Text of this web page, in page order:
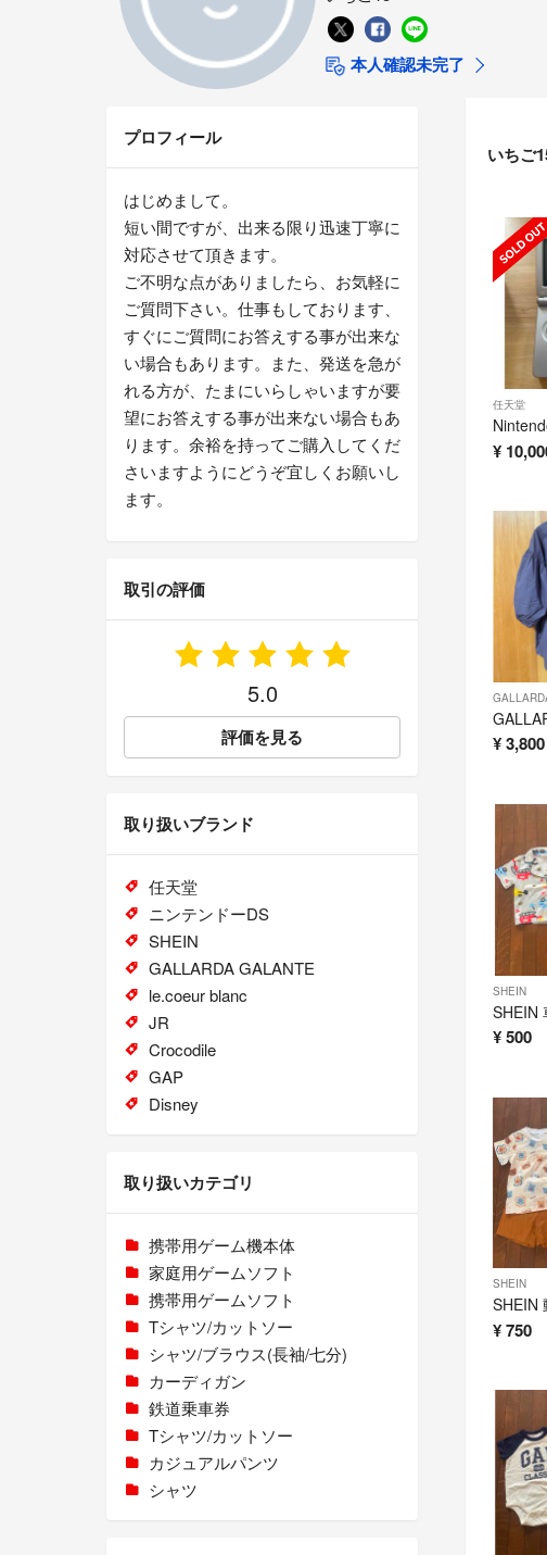
本人確認未完了
いちご
任天堂
¥
¥3,800
SHEIN
¥500
SHEIN
¥750
プロフィール
はじめまして。
短い間ですが、出来る限り迅速丁寧に
対応させて頂きます。
ご不明な点がありましたら、お気軽に
ご質問下さい。仕事もしております、
すぐにご質問にお答えする事が出来な
い場合もあります。また、発送を急が
れる方が、たまにいらしゃいますが要
望にお答えする事が出来ない場合もあ
ります。余裕を持ってご購入してくだ
さいますようにどうぞ宜しくお願いし
ます。
取引の評価
5.0
評価を見る
取り扱いブランド
任天堂
ニンテンドーDS
SHEIN
GALLARDA GALANTE
le.coeur blanc
JR
Crocodile
GAP
Disney
取り扱いカテゴリ
携帯用ゲーム機本体
家庭用ゲームソフト
携帯用ゲームソフト
Tシャツ/カットソー
シャツ/ブラウス(長袖/七分)
カーディガン
鉄道乗車券
Tシャツ/カットソー
カジュアルパンツ
シャツ